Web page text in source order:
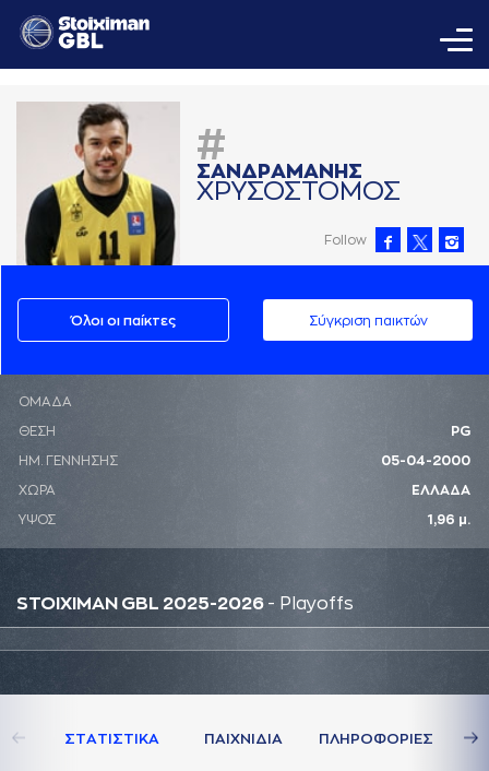
#
ΣAΝΔΡAΜAΝΗΣ
ΧΡΥΣΟΣΤΟΜΟΣ
Follow
Όλοι οι παίκτες Σύγκριση παικτών
ΟΜΑΔΑ
ΘΕΣΗ PG
ΗΜ. ΓΕΝΝΗΣΗΣ 05-04-2000
ΧΩΡΑ ΕΛΛΑΔΑ
ΥΨΟΣ 1,96 μ.
STOIXIMAN GBL 2025-2026 - Playoffs
ΣΤAΤΙΣΤΙΚA ΠAΙΧΝΙΔΙA ΠΛΗΡΟΦΟΡΙΕΣ